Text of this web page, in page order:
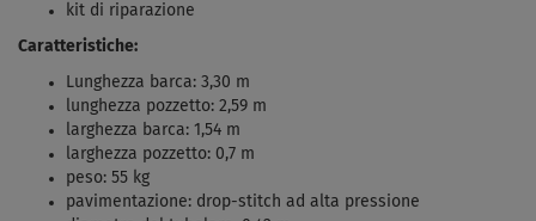
kit di riparazione
Caratteristiche:
Lunghezza barca: 3,30 m
lunghezza pozzetto: 2,59 m
larghezza barca: 1,54 m
larghezza pozzetto: 0,7 m
peso: 55 kg
pavimentazione: drop-stitch ad alta pressione